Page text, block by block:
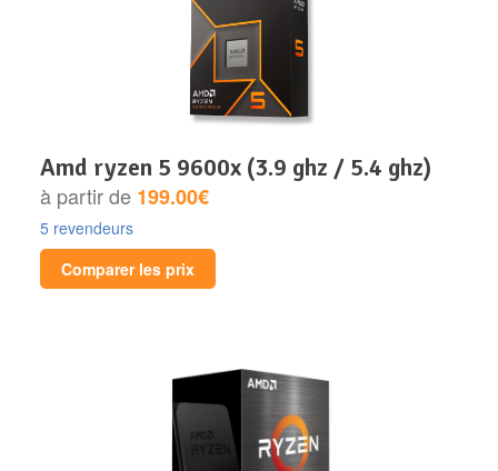
amd ryzen 5 9600x (3.9 ghz / 5.4 ghz)
à partir de 199.00€
5 revendeurs
Comparer les prix